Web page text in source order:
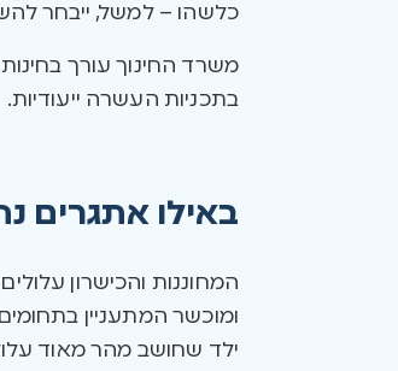
כלשהו – למשל, ייבחר
משרד החינוך עורך
בתכניות העשרה ייעודיות.
באילו אתגרים
המחוננות והכישרון
ומוכשר המתעניין
ילד שחושב מהר מאוד